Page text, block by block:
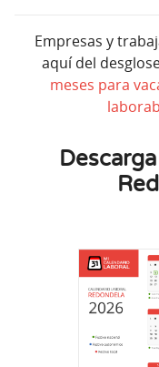
Empresas y
aquí del
meses para